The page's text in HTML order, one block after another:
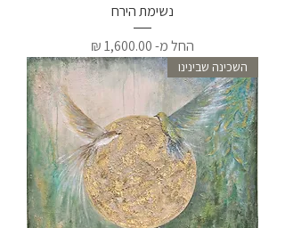
נשימת הירח
החל מ-
מחיר מבצע
השכינה שבינינו